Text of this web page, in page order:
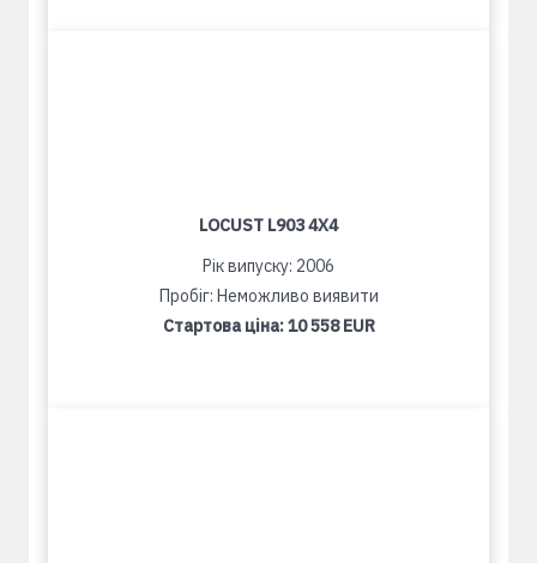
LOCUST L903 4X4
Рік випуску: 2006
Пробіг: Неможливо виявити
Стартова ціна:10 558 EUR